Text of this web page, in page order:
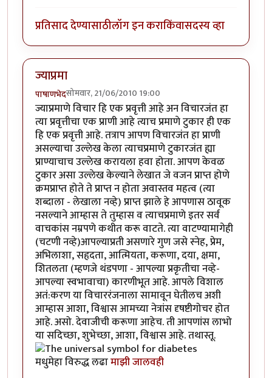
प्रतिसाद देण्यासाठीलॉग इन कराकिंवासदस्य व्हा
ज्याप्रमा
पाषाणभेदसोमवार, 21/06/2010 19:00
ज्याप्रमाणे विचार हि एक प्रवृत्ती आहे अन विचारजंत हा
त्या प्रवृत्तीचा एक प्राणी आहे त्याच प्रमाणे टुकार ही एक
हि एक प्रवृत्ती आहे. तत्राप आपण विचारजंत हा प्राणी
असल्याचा उल्लेख केला त्याचप्रमाणे टुकारजंत ह्या
प्राण्याचाच उल्लेख करायला हवा होता. आपण केवळ
टुकार असा उल्लेख केल्याने लेखात जे वजन प्राप्त होणे
क्रमप्राप्त होते ते प्राप्त न होता अवास्तव महत्व (त्या
शब्दाला - लेखाला नव्हे) प्राप्त झाले हे आपणास ठावूक
नसल्याने आम्हास ते तुम्हास व त्याचप्रमाणे इतर सर्व
वाचकांस नम्रपणे कथीत करू वाटते. त्या वाटण्यामागेही
(चटणी नव्हे)आपल्याप्रती असणारे गुण जसे स्नेह, प्रेम,
अभिलाशा, सहृदता, आत्मियता, करूणा, दया, क्षमा,
शितलता (म्हणजे थंडपणा - आपल्या प्रकृतीचा नव्हे-
आपल्या स्वभावाचा) कारणीभूत आहे. आपले विशाल
अतं:करण या विचाररंजनाला सामावून घेतीलच अशी
आम्हास आशा, विश्वास आमच्या नेत्रांस दृषष्टीगोचर होत
आहे. असो. देवाजीची करूणा आहेच. ती आपणांस लाभो
या सदिच्छा, शुभेच्छा, आशा, विश्वास आहे. तथास्तू.
मधुमेहा विरुद्ध लढामाझी जालवही